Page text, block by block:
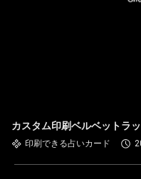
カスタム印刷ベルベットラ
印刷できる占いカード